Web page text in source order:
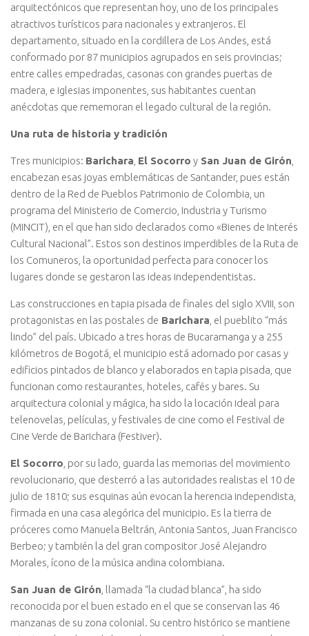
arquitectónicos que representan hoy, uno de los principales
atractivos turísticos para nacionales y extranjeros. El
departamento, situado en la cordillera de Los Andes, está
conformado por 87 municipios agrupados en seis provincias;
entre calles empedradas, casonas con grandes puertas de
madera, e iglesias imponentes, sus habitantes cuentan
anécdotas que rememoran el legado cultural de la región.
Una ruta de historia y tradición
Tres municipios: Barichara El Socorro y San Juan de Girón
encabezan esas joyas emblemáticas de Santander, pues están
dentro de la Red de Pueblos Patrimonio de Colombia, un
programa del Ministerio de Comercio, Industria y Turismo
(MINCIT), en el que han sido declarados como «Bienes de Interés
Cultural Nacional”. Estos son destinos imperdibles de la Ruta de
los Comuneros, la oportunidad perfecta para conocer los
lugares donde se gestaron las ideas independentistas.
Las construcciones en tapia pisada de finales del siglo XVIII, son
protagonistas en las postales de Barichara , el pueblito “más
lindo” del país. Ubicado a tres horas de Bucaramanga y a 255
kilómetros de Bogotá, el municipio está adornado por casas y
edificios pintados de blanco y elaborados en tapia pisada, que
funcionan como restaurantes, hoteles, cafés y bares. Su
arquitectura colonial y mágica, ha sido la locación ideal para
telenovelas, películas, y festivales de cine como el Festival de
Cine Verde de Barichara (Festiver).
El Socorro , por su lado, guarda las memorias del movimiento
revolucionario, que desterró a las autoridades realistas el 10 de
julio de 1810; sus esquinas aún evocan la herencia independista,
firmada en una casa alegórica del municipio. Es la tierra de
próceres como Manuela Beltrán, Antonia Santos, Juan Francisco
Berbeo; y también la del gran compositor José Alejandro
Morales, ícono de la música andina colombiana.
San Juan de Girón , llamada “la ciudad blanca”, ha sido
reconocida por el buen estado en el que se conservan las 46
manzanas de su zona colonial. Su centro histórico se mantiene